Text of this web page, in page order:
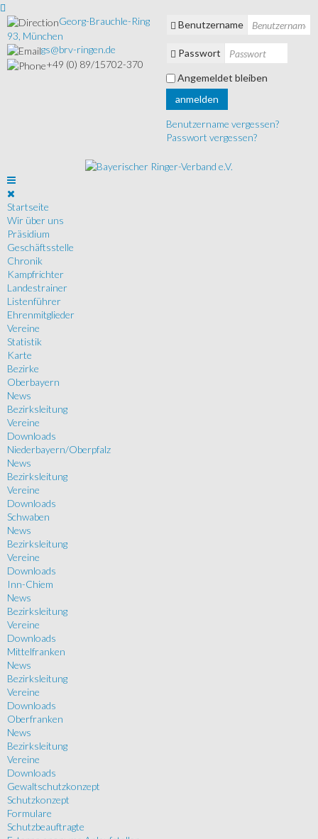
Georg-Brauchle-Ring
93, München
gs@brv-ringen.de
+49 (0) 89/15702-370
Benutzername
Passwort
Angemeldet bleiben
anmelden
Benutzername vergessen?
Passwort vergessen?
Startseite
Wir über uns
Präsidium
Geschäftsstelle
Chronik
Kampfrichter
Landestrainer
Listenführer
Ehrenmitglieder
Vereine
Statistik
Karte
Bezirke
Oberbayern
News
Bezirksleitung
Vereine
Downloads
Niederbayern/Oberpfalz
News
Bezirksleitung
Vereine
Downloads
Schwaben
News
Bezirksleitung
Vereine
Downloads
Inn-Chiem
News
Bezirksleitung
Vereine
Downloads
Mittelfranken
News
Bezirksleitung
Vereine
Downloads
Oberfranken
News
Bezirksleitung
Vereine
Downloads
Gewaltschutzkonzept
Schutzkonzept
Formulare
Schutzbeauftragte